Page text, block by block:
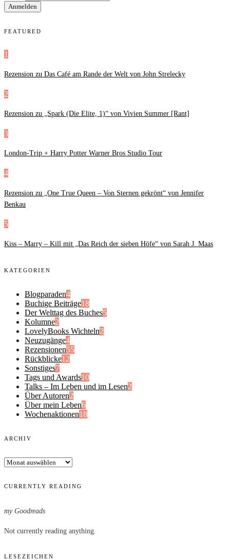
FEATURED
1
Rezension zu Das Café am Rande der Welt von John Strelecky
2
Rezension zu „Spark (Die Elite, 1)“ von Vivien Summer [Rant]
3
London-Trip + Harry Potter Warner Bros Studio Tour
4
Rezension zu „One True Queen – Von Sternen gekrönt“ von Jennifer
Benkau
5
Kiss – Marry – Kill mit „Das Reich der sieben Höfe“ von Sarah J. Maas
KATEGORIEN
Blogparaden4
Buchige Beiträge18
Der Welttag des Buches5
Kolumne2
LovelyBooks Wichteln2
Neuzugänge4
Rezensionen55
Rückblicke12
Sonstiges7
Tags und Awards10
Talks – Im Leben und im Lesen2
Über Autoren2
Über mein Leben6
Wochenaktionen18
ARCHIV
Archiv
CURRENTLY READING
my Goodreads
Not currently reading anything.
LESEZEICHEN